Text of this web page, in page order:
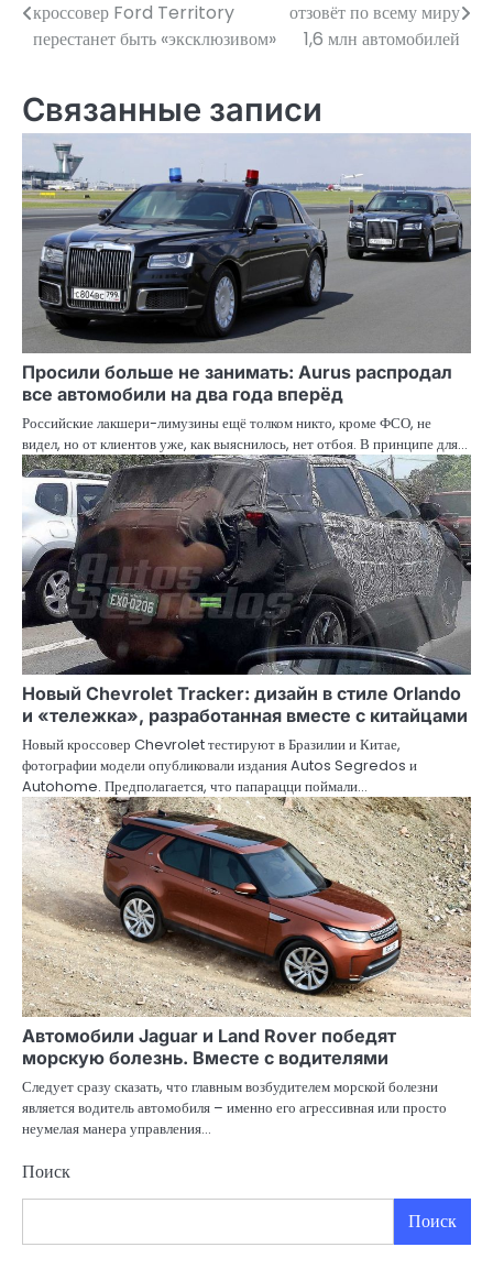
по
кроссовер Ford Territory
перестанет быть «эксклюзивом»
отзовёт по всему миру
1,6 млн автомобилей
Связанные записи
Просили больше не занимать: Aurus распродал
все автомобили на два года вперёд
Российские лакшери-лимузины ещё толком никто, кроме ФСО, не
видел, но от клиентов уже, как выяснилось, нет отбоя. В принципе для…
Новый Chevrolet Tracker: дизайн в стиле Orlando
и «тележка», разработанная вместе с китайцами
Новый кроссовер Chevrolet тестируют в Бразилии и Китае,
фотографии модели опубликовали издания Autos Segredos и
Autohome. Предполагается, что папарацци поймали…
Автомобили Jaguar и Land Rover победят
морскую болезнь. Вместе с водителями
Следует сразу сказать, что главным возбудителем морской болезни
является водитель автомобиля – именно его агрессивная или просто
неумелая манера управления…
Поиск
Поиск